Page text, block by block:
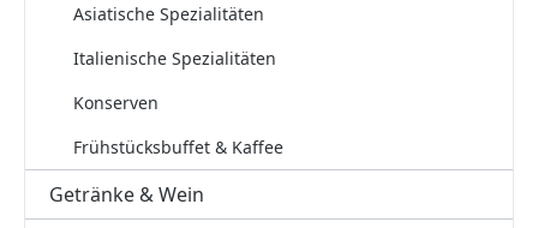
Asiatische Spezialitäten
Italienische Spezialitäten
Konserven
Frühstücksbuffet & Kaffee
Getränke & Wein